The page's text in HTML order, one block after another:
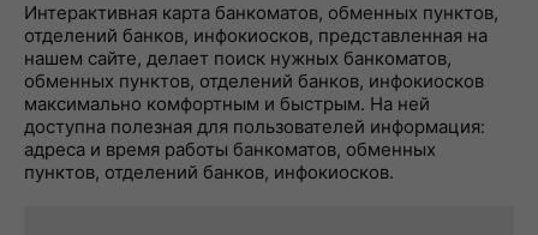
Интерактивная карта банкоматов, обменных пунктов,
отделений банков, инфокиосков, представленная на
нашем сайте, делает поиск нужных банкоматов,
обменных пунктов, отделений банков, инфокиосков
максимально комфортным и быстрым. На ней
доступна полезная для пользователей информация:
адреса и время работы банкоматов, обменных
пунктов, отделений банков, инфокиосков.